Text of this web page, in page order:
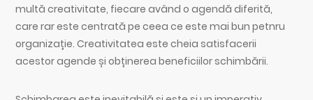
multă creativitate, fiecare având o agendă diferită,
care rar este centrată pe ceea ce este mai bun petnru
organizație. Creativitatea este cheia satisfacerii
acestor agende și obținerea beneficiilor schimbării.